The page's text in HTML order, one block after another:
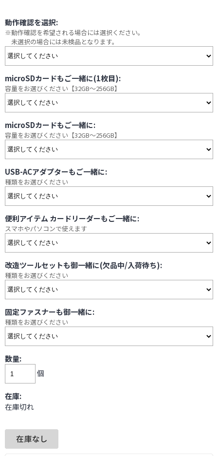
動作確認を選択:
※動作確認を希望される場合には選択ください。
未選択の場合には未検品となります。
microSDカードもご一緒に(1枚目):
容量をお選びください【32GB～256GB】
microSDカードもご一緒に:
容量をお選びください【32GB～256GB】
USB-ACアダプターもご一緒に:
種類をお選びください
便利アイテム カードリーダーもご一緒に:
スマホやパソコンで使えます
改造ツールセットも御一緒に(欠品中/入荷待ち):
種類をお選びください
固定ファスナーも御一緒に:
種類をお選びください
数量:
個
在庫:
在庫切れ